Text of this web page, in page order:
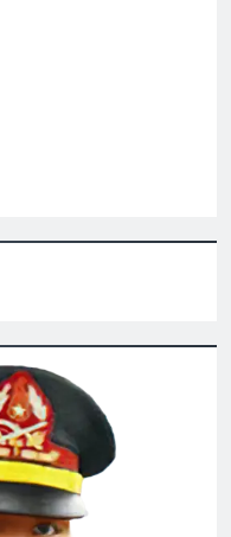
Xinh K10
MÌNH (Rabindranath